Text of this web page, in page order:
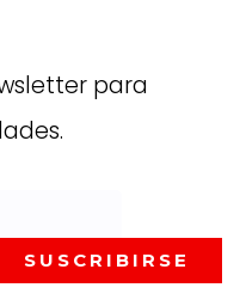
para
SUSCRIBIRSE